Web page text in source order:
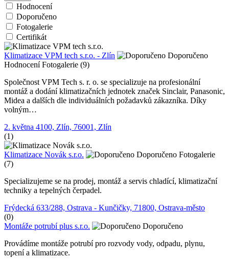
Hodnocení
Doporučeno
Fotogalerie
Certifikát
Klimatizace VPM tech s.r.o. - Zlín
Doporučeno
Hodnocení Fotogalerie (9)
Společnost VPM Tech s. r. o. se specializuje na profesionální
montáž a dodání klimatizačních jednotek značek Sinclair, Panasonic,
Midea a dalších dle individuálních požadavků zákazníka. Díky
volným…
2. května 4100, Zlín, 76001, Zlín
(1)
Klimatizace Novák s.r.o. Doporučeno Fotogalerie
(7)
Specializujeme se na prodej, montáž a servis chladící, klimatizační
techniky a tepelných čerpadel.
Frýdecká 633/288, Ostrava - Kunčičky, 71800, Ostrava-město
(0)
Montáže potrubí plus s.r.o.
Doporučeno
Provádíme montáže potrubí pro rozvody vody, odpadu, plynu,
topení a klimatizace.